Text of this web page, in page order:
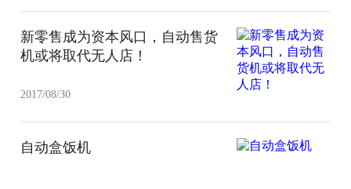
新零售成为资本风口，自动售货
机或将取代无人店！
2017/08/30
自动盒饭机